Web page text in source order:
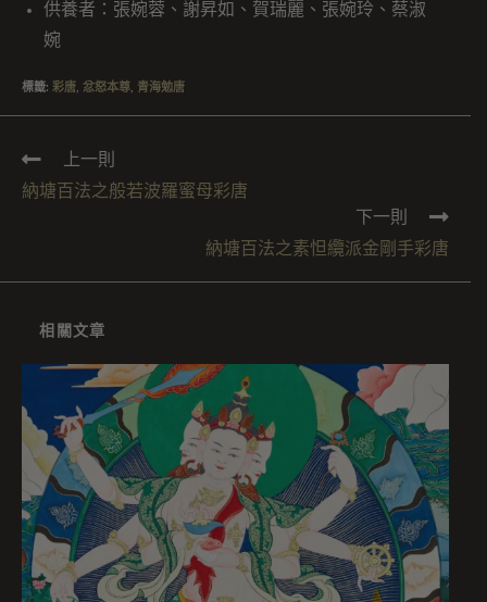
供養者：張婉蓉、謝昇如、賀瑞麗、張婉玲、蔡淑
婉
標籤: 彩唐, 忿怒本尊, 青海勉唐
上一則
納塘百法之般若波羅蜜母彩唐
下一則
納塘百法之素怛纜派金剛手彩唐
相關文章